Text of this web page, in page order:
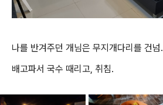
나를 반겨주던 개님은 무지개다리를 건넘.
배고파서 국수 때리고, 취침.